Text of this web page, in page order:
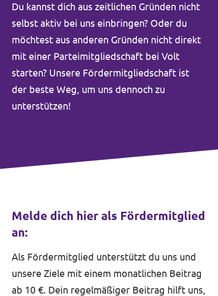
Unsere Events
Wahlprogramm Bürgerschaftswahl
Triff uns an Infoständen!
Jetzt mitmachen!
Du kannst dich aus zeitlichen Gründen nicht
selbst aktiv bei uns einbringen? Oder du
möchtest aus anderen Gründen nicht direkt
mit einer Parteimitgliedschaft bei Volt
starten? Unsere Fördermitgliedschaft ist
der beste Weg, um uns dennoch zu
unterstützen!
Melde dich hier als Fördermitglied
an:
Als Fördermitglied unterstützt du uns und
unsere Ziele mit einem monatlichen Beitrag
ab 10 €. Dein regelmäßiger Beitrag hilft uns,